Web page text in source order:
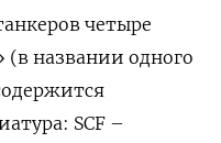
четыре
названии одного
SCF –